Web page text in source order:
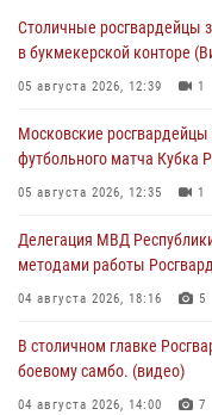
Столичные росгвардейцы
в букмекерской конторе
05 августа 2026, 12:39 1
Московские росгвардейцы
футбольного матча Кубка
05 августа 2026, 12:35 1
Делегация МВД
методами работы
04 августа 2026, 18:16 5
В столичном главке
боевому самбо. (видео)
04 августа 2026, 14:00 7